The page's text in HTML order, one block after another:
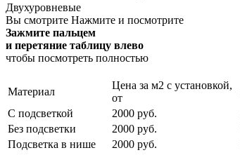
Двухуровневые
Вы смотрите Нажмите и посмотрите
Зажмите пальцем
и перетяние таблицу влево
чтобы посмотреть полностью
Материал
Цена за м2 с установкой,
от
С подсветкой
2000 руб.
Без подсветки
2000 руб.
Подсветка в нише
2000 руб.